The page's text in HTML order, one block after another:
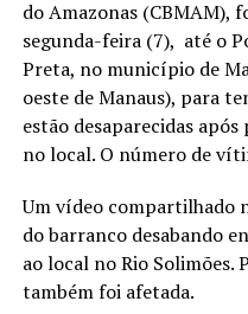
do Amazonas (CBMAM),
segunda-feira (7), até o
Preta, no município de
oeste de Manaus), para
estão desaparecidas
no local. O número de
Um vídeo compartilhado
do barranco desabando
ao local no Rio
também foi afetada.